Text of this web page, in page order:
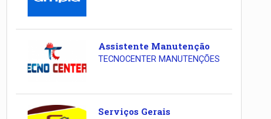
Assistente Manutenção
TECNOCENTER MANUTENÇÕES
Serviços Gerais